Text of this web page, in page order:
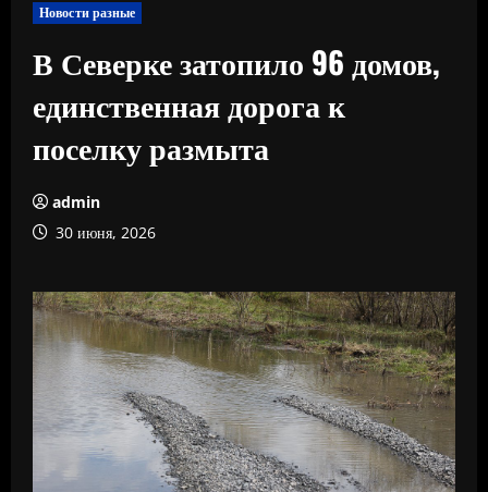
Новости разные
В Северке затопило 96 домов,
единственная дорога к
поселку размыта
admin
30 июня, 2026